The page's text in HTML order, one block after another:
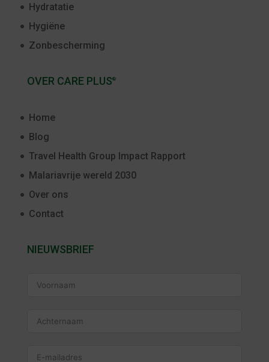
Hydratatie
Hygiëne
Zonbescherming
OVER CARE PLUS®
Home
Blog
Travel Health Group Impact Rapport
Malariavrije wereld 2030
Over ons
Contact
NIEUWSBRIEF